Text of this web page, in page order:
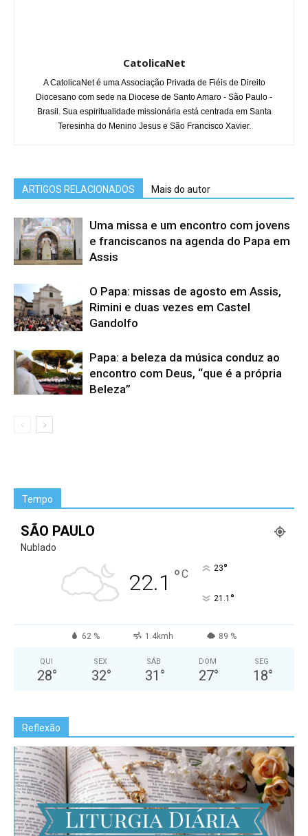
CatolicaNet
A CatolicaNet é uma Associação Privada de Fiéis de Direito
Diocesano com sede na Diocese de Santo Amaro - São Paulo -
Brasil. Sua espiritualidade missionária está centrada em Santa
Teresinha do Menino Jesus e São Francisco Xavier.
ARTIGOS RELACIONADOS Mais do autor
Uma missa e um encontro com jovens
e franciscanos na agenda do Papa em
Assis
O Papa: missas de agosto em Assis,
Rimini e duas vezes em Castel
Gandolfo
Papa: a beleza da música conduz ao
encontro com Deus, “que é a própria
Beleza”
Tempo
SÃO PAULO
Nublado
22.1 °C 23°
21.1 °
62 % 1.4kmh 89 %
QUI
28°
SEX
32°
SÁB
31 °
DOM
27°
SEG
18°
Reflexão